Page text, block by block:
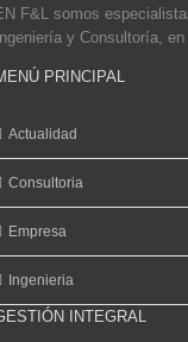
F&L somos
y Consultoría,
PRINCIPAL
Actualidad
Consultoria
Empresa
Ingenieria
INTEGRAL